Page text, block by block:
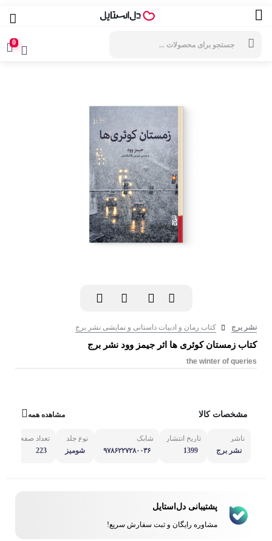
0
نشر برج کتاب رمان و ادبیات داستانی و نمایشی نشر برج
کتاب زمستان کوئری ها اثر جیمز وود نشر برج
the winter of queries
مشخصات کالا مشاهده همه
ناشر
نشر برج
تاریخ انتشار
1399
شابک
۹۷۸۶۲۲۷۲۸۰۰۳۶
نوع جلد
شومیز
تعداد صفحه
223
پشتیبانی دل‌استایل
مشاوره رایگان و ثبت سفارش سریع!